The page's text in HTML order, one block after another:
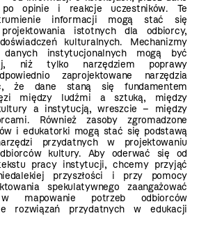
opinie i reakcje uczestników. Te
informacji mogą stać się
istotnych dla odbiorcy,
kulturalnych. Mechanizmy
danych instytucjonalnych mogą być
niż tylko narzędziem poprawy
zaprojektowane narzędzia
że dane staną się fundamentem
między ludźmi a sztuką, między
a instytucją, wreszcie – między
Również zasoby zgromadzone
i edukatorki mogą stać się podstawą
przydatnych w projektowaniu
kultury. Aby oderwać się od
pracy instytucji, chcemy przyjąć
przyszłości i przy pomocy
spekulatywnego zaangażować
w mapowanie potrzeb odbiorców
rozwiązań przydatnych w edukacji